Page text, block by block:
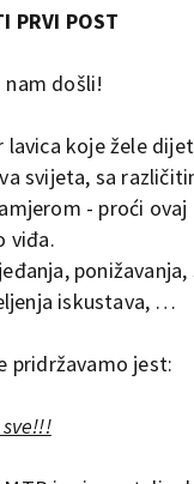
PRVI POST
nam došli!
lavica koje žele
svijeta, sa
- proći
viđa.
iskustava, …
pridržavamo jest: